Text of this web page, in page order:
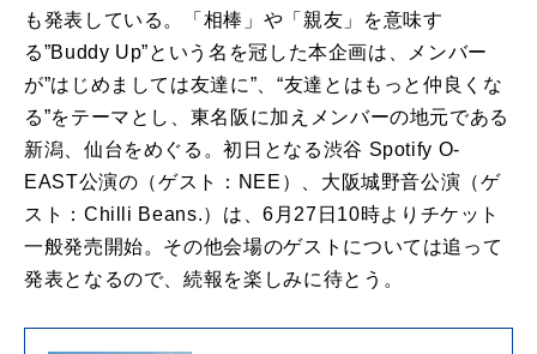
も発表している。「相棒」や「親友」を意味す
る”Buddy Up”という名を冠した本企画は、メンバー
が”はじめましては友達に”、“友達とはもっと仲良くな
る”をテーマとし、東名阪に加えメンバーの地元である
新潟、仙台をめぐる。初日となる渋谷 Spotify O-
EAST公演の（ゲスト：NEE）、大阪城野音公演（ゲ
スト：Chilli Beans.）は、6月27日10時よりチケット
一般発売開始。その他会場のゲストについては追って
発表となるので、続報を楽しみに待とう。